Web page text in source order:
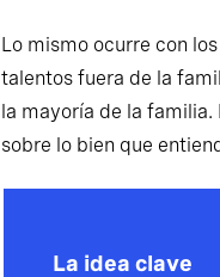
Lo mismo ocurre con
talentos fuera de la
la mayoría de la familia.
sobre lo bien que
La idea clave